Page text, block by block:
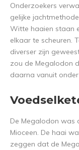
Onderzoekers
gelijke
Witte haaien staan
elkaar te scheuren.
diverser zijn
zou de Megalodon
daarna vanuit
De Megalodon was
Mioceen. De haai
zeggen dat de